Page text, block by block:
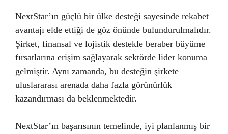
NextStar’ın güçlü bir ülke desteği sayesinde rekabet
avantajı elde ettiği de göz önünde bulundurulmalıdır.
Şirket, finansal ve lojistik destekle beraber büyüme
fırsatlarına erişim sağlayarak sektörde lider konuma
gelmiştir. Aynı zamanda, bu desteğin şirkete
uluslararası arenada daha fazla görünürlük
kazandırması da beklenmektedir.
NextStar’ın başarısının temelinde, iyi planlanmış bir